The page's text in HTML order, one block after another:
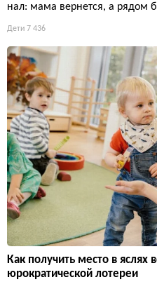
нал: мама вернется, а рядом
Дети 7 436
Как получить место в
юрократической лотереи